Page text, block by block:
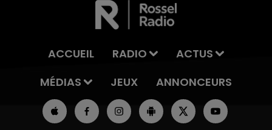
ACCUEIL RADIO
ACTUS
MÉDIAS
JEUX ANNONCEURS